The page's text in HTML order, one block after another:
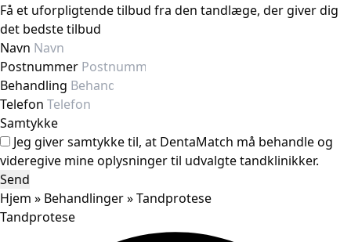
Få et uforpligtende tilbud fra den tandlæge, der giver dig
det bedste tilbud
Navn
Postnummer
Behandling
Telefon
Samtykke
Jeg giver samtykke til, at DentaMatch må behandle og
videregive mine oplysninger til udvalgte tandklinikker.
Send
Hjem » Behandlinger»Tandprotese
Tandprotese